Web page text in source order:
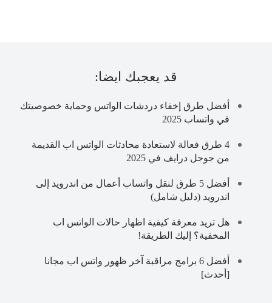
قد يعجبك ايضا:
أفضل طرق إخفاء دردشات الواتس وحماية خصوصيتك
في واتساب 2025
4 طرق فعالة لاستعادة محادثات الواتس اب القديمة
من جوجل درايف في 2025
أفضل 5 طرق لنقل واتساب أعمال من اندرويد إلى
اندرويد (دليل شامل)
هل تريد معرفة كيفية اظهار حالات الواتس اب
المخفية؟ إليك الطريقة!
أفضل 6 برامج مراقبة آخر ظهور واتس اب مجانا
[أحدث]